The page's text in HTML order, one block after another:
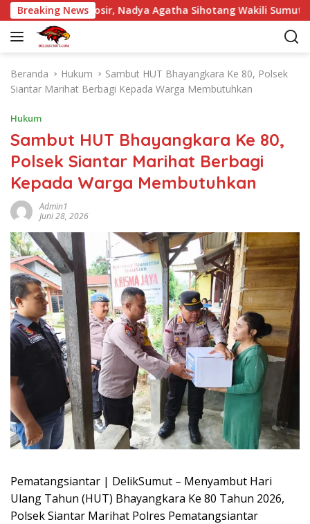
a
Breaking News
Pintu Samosir, Nadya Agatha Sihotang Wakili Sumut di FlS3N
Beranda Hukum
Sambut HUT Bhayangkara Ke 80, Polsek
Siantar Marihat Berbagi Kepada Warga Membutuhkan
Hukum
Sambut HUT Bhayangkara Ke 80,
Polsek Siantar Marihat Berbagi
Kepada Warga Membutuhkan
Admin1
Juni 28, 2026
Pematangsiantar | DelikSumut – Menyambut Hari
Ulang Tahun (HUT) Bhayangkara Ke 80 Tahun 2026,
Polsek Siantar Marihat Polres Pematangsiantar